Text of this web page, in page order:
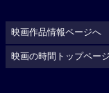
映画作品情報ページへ
映画の時間トップペー